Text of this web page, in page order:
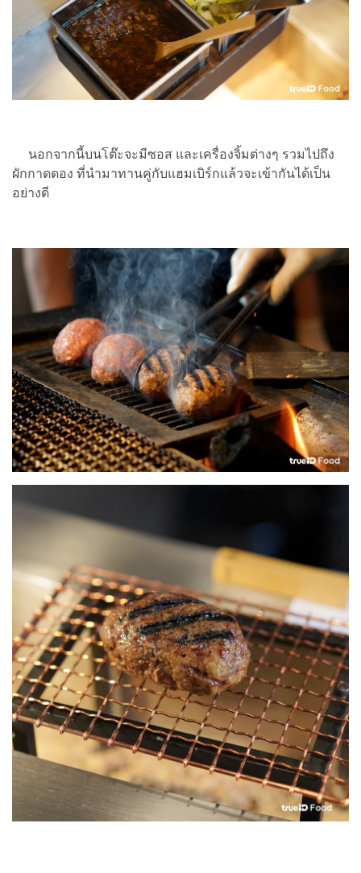
นอกจากนี้บนโต๊ะจะมีซอส และเครื่องจิ้มต่างๆ รวมไปถึง
ผักกาดดอง ที่นำมาทานคู่กับแฮมเบิร์กแล้วจะเข้ากันได้เป็น
อย่างดี